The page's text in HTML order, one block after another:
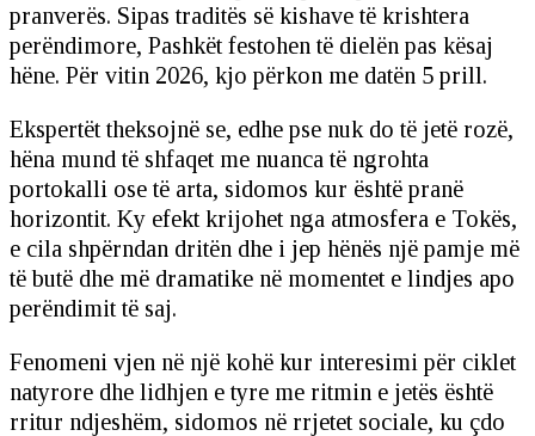
pranverës. Sipas traditës së kishave të krishtera
perëndimore, Pashkët festohen të dielën pas kësaj
hëne. Për vitin 2026, kjo përkon me datën 5 prill.
Ekspertët theksojnë se, edhe pse nuk do të jetë rozë,
hëna mund të shfaqet me nuanca të ngrohta
portokalli ose të arta, sidomos kur është pranë
horizontit. Ky efekt krijohet nga atmosfera e Tokës,
e cila shpërndan dritën dhe i jep hënës një pamje më
të butë dhe më dramatike në momentet e lindjes apo
perëndimit të saj.
Fenomeni vjen në një kohë kur interesimi për ciklet
natyrore dhe lidhjen e tyre me ritmin e jetës është
rritur ndjeshëm, sidomos në rrjetet sociale, ku çdo